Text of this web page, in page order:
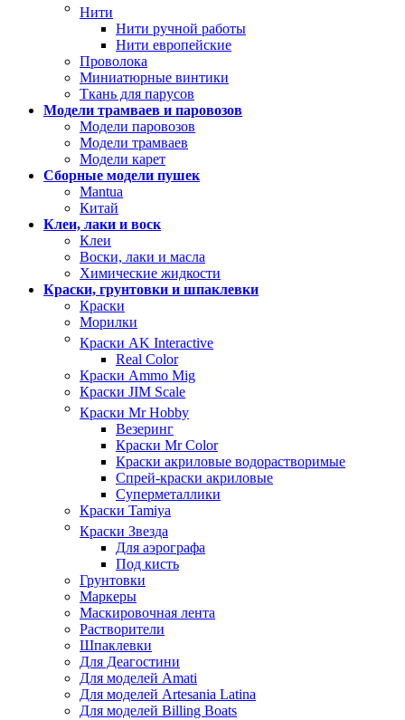
Нити
Нити ручной работы
Нити европейские
Проволока
Миниатюрные винтики
Ткань для парусов
Модели трамваев и паровозов
Модели паровозов
Модели трамваев
Модели карет
Сборные модели пушек
Mantua
Китай
Клеи, лаки и воск
Клеи
Воски, лаки и масла
Химические жидкости
Краски, грунтовки и шпаклевки
Краски
Морилки
Краски AK Interactive
Real Color
Краски Ammo Mig
Краски JIM Scale
Краски Mr Hobby
Везеринг
Краски Mr Color
Краски акриловые водорастворимые
Спрей-краски акриловые
Суперметаллики
Краски Tamiya
Краски Звезда
Для аэрографа
Под кисть
Грунтовки
Маркеры
Маскировочная лента
Растворители
Шпаклевки
Для Деагостини
Для моделей Amati
Для моделей Artesania Latina
Для моделей Billing Boats